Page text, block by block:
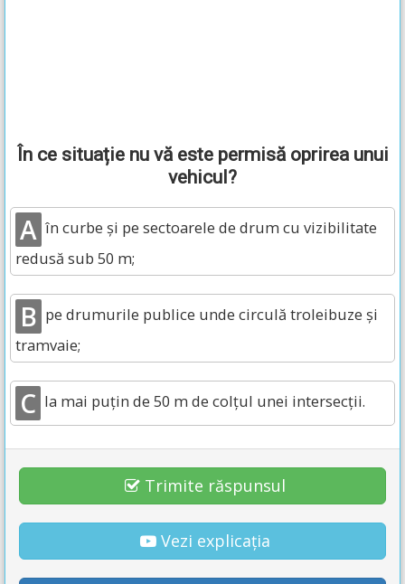
În ce situație nu vă este permisă oprirea unui
vehicul?
A în curbe și pe sectoarele de drum cu vizibilitate
redusă sub 50 m;
B pe drumurile publice unde circulă troleibuze și
tramvaie;
C la mai puțin de 50 m de colțul unei intersecții.
Trimite răspunsul
Vezi explicația